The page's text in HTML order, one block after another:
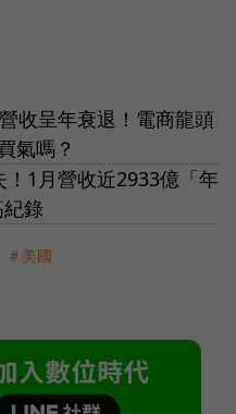
收呈年衰退！電商龍頭
氣嗎？
1月營收近2933億「年
錄
＃美國